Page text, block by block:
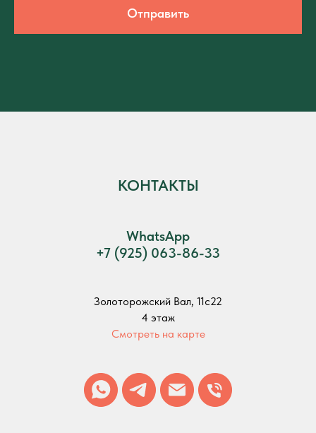
Отправить
КОНТАКТЫ
WhatsApp
+7 (925) 063-86-33
Золоторожский Вал, 11с22
4 этаж
Смотреть на карте